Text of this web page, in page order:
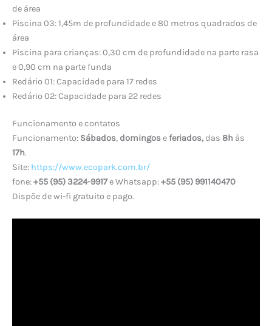
de área
Piscina 03: 1,45m de profundidade e 80 metros quadrados de
área
Piscina para crianças: 0,30 cm de profundidade na parte rasa
e 0,90 cm na parte funda
Redário 01: Capacidade para 17 redes
Redário 02: Capacidade para 22 redes
Funcionamento e contatos
Funcionamento: Sábados, domingoseferiados, das 8h às
17h.
Site: https://www.ecopark.com.br/
fone:+55 (95) 3224-9917e Whatsapp:+55 (95) 991140470
Dispõe de wi-fi gratuito e pago.